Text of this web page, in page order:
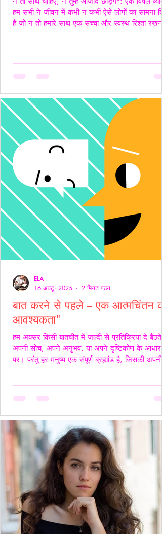
हम सभी ने जीवन में कभी न कभी ऐसे लोगों का सामना
है जो न तो हमारे साथ एक सच्चा और स्वस्थ रिश्ता रखना
अक्सर "Toxic", यानी विषैले व्यवहार के उदाहरण होते हैं,
बात करने से पहले – एक आत्मचिंतन की
आवश्यकता"
हम अक्सर किसी बातचीत में जल्दी से प्रतिक्रिया दे बैठते
अपनी सोच, अपने अनुभव, या अपने दृष्टिकोण के आधार
पर। परंतु हर मनुष्य एक संपूर्ण ब्रह्मांड है, जिसकी अपनी
केवल ध्वनियाँ नहीं होते; वे असर डालते हैं कभी सान्त्वना
हैं, कभी चोट। हर व्यक्ति की अपनी 'दुनिया' होती है हम
मानकर चलते हैं कि सामने वाला हमें उसी तरह
ELA
16 अक्टू॰ 2025
2 मिनट पठन